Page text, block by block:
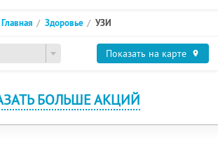
Главная Здоровье УЗИ
Показать на карте
БОЛЬШЕ АКЦИЙ